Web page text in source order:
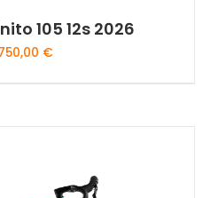
105 12s 2026
€